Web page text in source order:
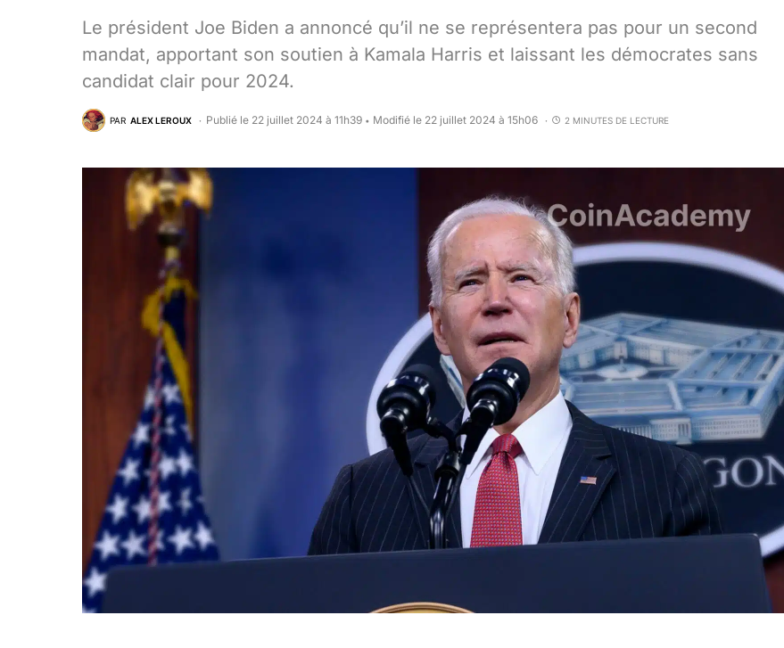
Le président Joe Biden a annoncé qu’il ne se représentera pas pour un second
mandat, apportant son soutien à Kamala Harris et laissant les démocrates sans
candidat clair pour 2024.
PAR ALEX LEROUX Publié le 22 juillet 2024 à 11h39 • Modifié le 22 juillet 2024 à 15h06 2 MINUTES DE LECTURE